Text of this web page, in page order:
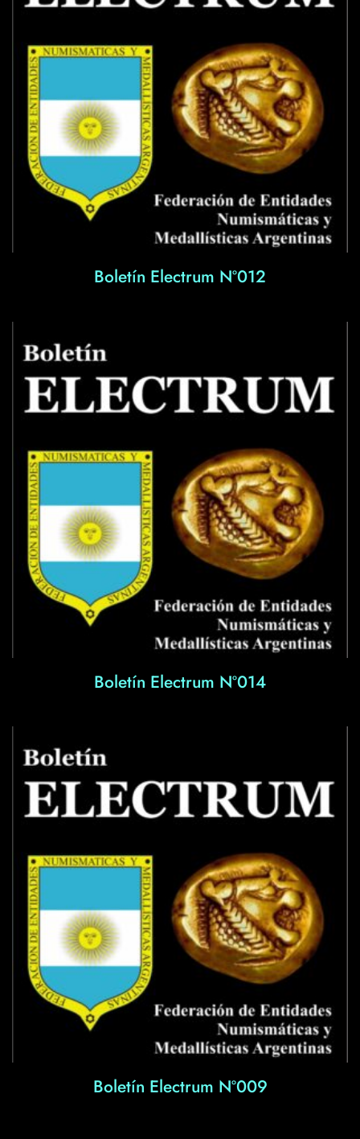
Boletín Electrum Nº012
Boletín Electrum Nº014
Boletín Electrum Nº009